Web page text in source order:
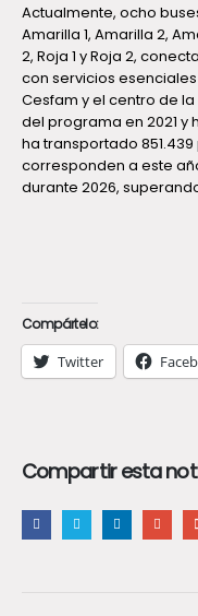
Actualmente, ocho
Amarilla 1, Amarilla 2,
2, Roja 1 y Roja 2,
con servicios
Cesfam y el centro de
del programa en 2021 y
ha transportado 851.439
corresponden a este
durante 2026,
Compártelo:
Twitter
Compartir esta